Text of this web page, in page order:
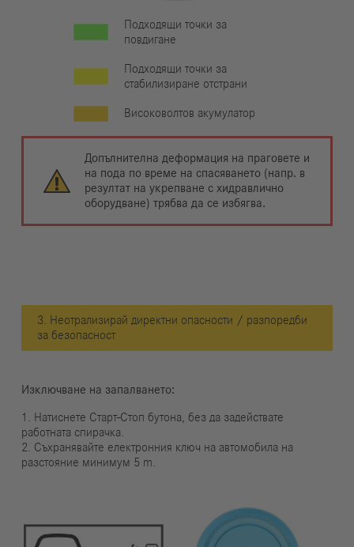
Подходящи точки за
повдигане
Подходящи точки за
стабилизиране отстрани
Високоволтов акумулатор
Допълнителна деформация на праговете и
на пода по време на спасяването (напр. в
резултат на укрепване с хидравлично
оборудване) трябва да се избягва.
3. Неотрализирай директни опасности / разпоредби
за безопасност
Изключване на запалването:
1. Натиснете Старт-Стоп бутона, без да задействате
работната спирачка.
2. Съхранявайте електронния ключ на автомобила на
разстояние минимум 5 m.